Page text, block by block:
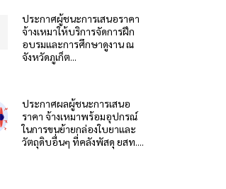
ประกาศผู้ชนะการเสนอราคา
จ้างเหมาให้บริการจัดการฝึก
อบรมและการศึกษาดูงาน ณ
จังหวัดภูเก็ต...
ประกาศผลผู้ชนะการเสนอ
ราคา จ้างเหมาพร้อมอุปกรณ์
ในการขนย้ายกล่องใบยาและ
วัตถุดิบอื่นๆ ที่คลังพัสดุ ยสท....